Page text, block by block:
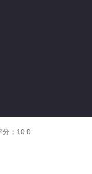
： 10.0